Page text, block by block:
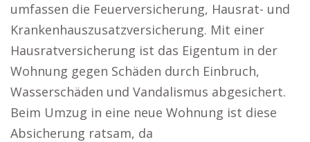
umfassen die Feuerversicherung, Hausrat- und
Krankenhauszusatzversicherung. Mit einer
Hausratversicherung ist das Eigentum in der
Wohnung gegen Schäden durch Einbruch,
Wasserschäden und Vandalismus abgesichert.
Beim Umzug in eine neue Wohnung ist diese
Absicherung ratsam, da